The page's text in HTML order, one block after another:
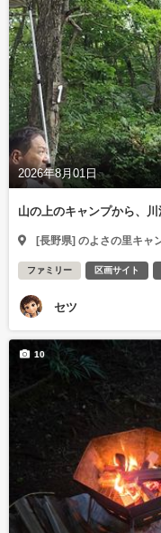
2026年8月01日
山の上のキャンプから、
[長野県] のよさの里キャ
ファミリー 区画サイト
セツ
10